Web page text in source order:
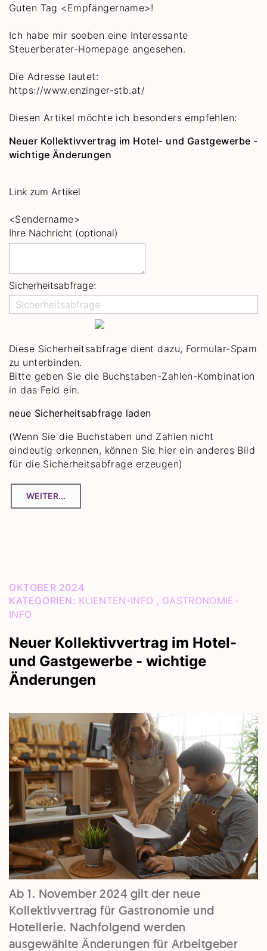
Guten Tag <Empfängername>!
Ich habe mir soeben eine Interessante
Steuerberater-Homepage angesehen.
Die Adresse lautet:
https://www.enzinger-stb.at/
Diesen Artikel möchte ich besonders empfehlen:
Neuer Kollektivvertrag im Hotel- und Gastgewerbe -
wichtige Änderungen
Link zum Artikel
<Sendername>
Ihre Nachricht (optional)
Sicherheitsabfrage:
Diese Sicherheitsabfrage dient dazu, Formular-Spam
zu unterbinden.
Bitte geben Sie die Buchstaben-Zahlen-Kombination
in das Feld ein.
neue Sicherheitsabfrage laden
(Wenn Sie die Buchstaben und Zahlen nicht
eindeutig erkennen, können Sie hier ein anderes Bild
für die Sicherheitsabfrage erzeugen)
OKTOBER 2024
KATEGORIEN: KLIENTEN-INFO , GASTRONOMIE-
INFO
Neuer Kollektivvertrag im Hotel-
und Gastgewerbe - wichtige
Änderungen
Ab 1. November 2024 gilt der neue
Kollektivvertrag für Gastronomie und
Hotellerie. Nachfolgend werden
ausgewählte Änderungen für Arbeitgeber